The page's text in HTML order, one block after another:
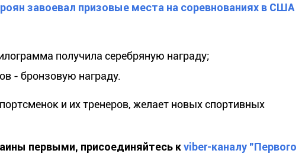
завоевал призовые места на соревнованиях в США
получила серебряную награду;
- бронзовую награду.
и их тренеров, желает новых спортивных
первыми, присоединяйтесь кviber-каналу "Первого